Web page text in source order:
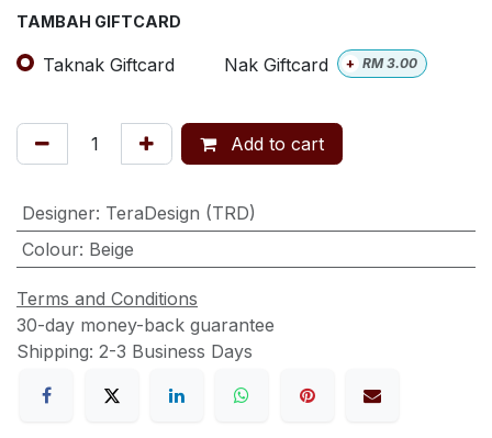
TAMBAH GIFTCARD
Taknak Giftcard Nak Giftcard + RM3.00
Add to cart
Designer: TeraDesign (TRD)
Colour: Beige
Terms and Conditions
30-day money-back guarantee
Shipping: 2-3 Business Days